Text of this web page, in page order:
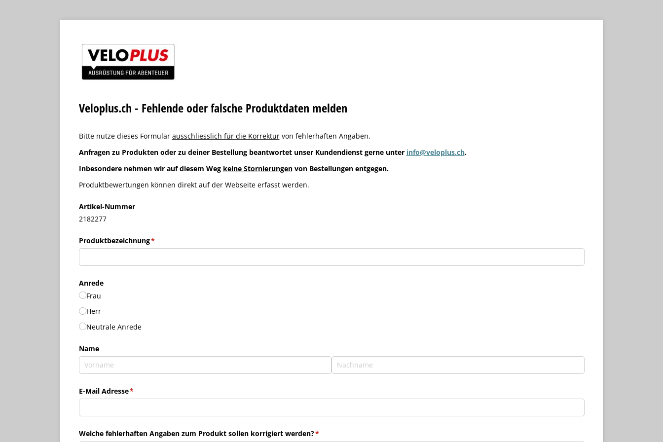
Veloplus.ch - Fehlende oder falsche Produktdaten melden
Bitte nutze dieses Formular ausschliesslich für die Korrekturvon fehlerhaften Angaben.
Anfragen zu Produkten oder zu deiner Bestellung beantwortet unser Kundendienst gerne unter info@veloplus.ch.
Inbesondere nehmen wir auf diesem Weg keine Stornierungenvon Bestellungen entgegen.
Produktbewertungen können direkt auf der Webseite erfasst werden.
Artikel-Nummer
2182277
Produktbezeichnung*
(erforderlich)
Anrede
Frau
Herr
Neutrale Anrede
Name
E-Mail Adresse*
(erforderlich)
Welche fehlerhaften Angaben zum Produkt sollen korrigiert werden?*
(erforderlich)